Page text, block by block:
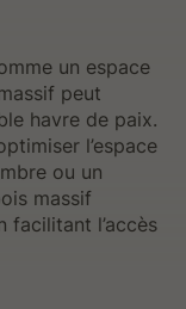
un espace
peut
havre de paix.
l’espace
ou un
massif
facilitant l’accès